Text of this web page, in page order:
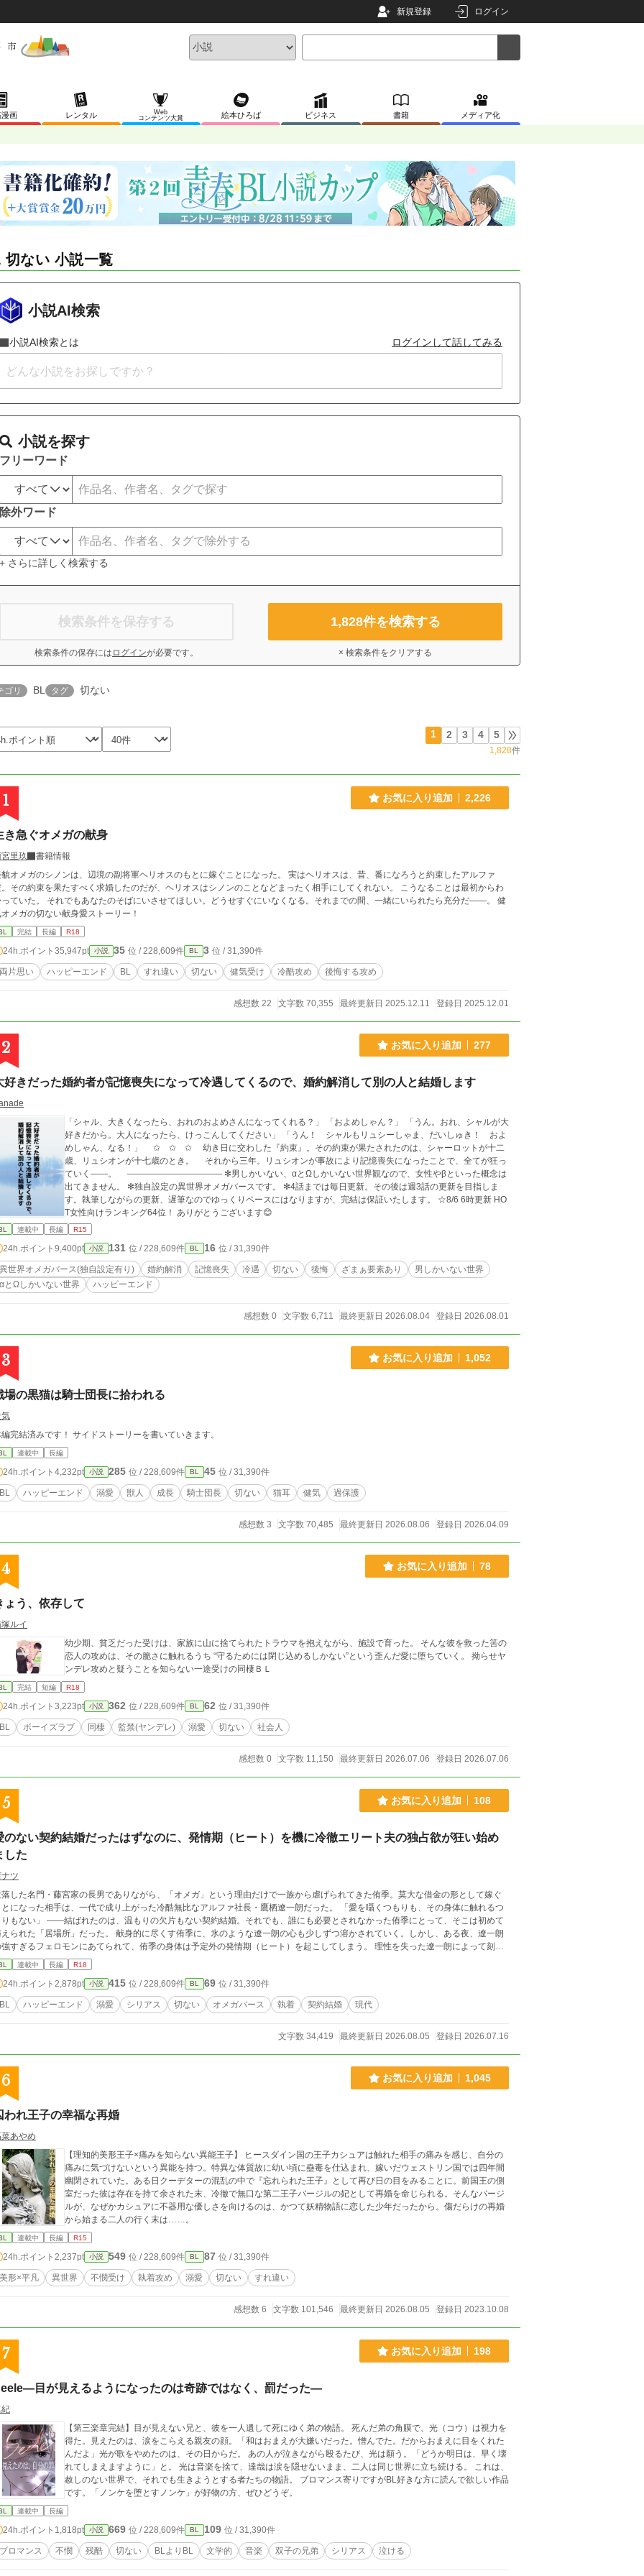
新規登録 ログイン
画 レンタル
Web
コンテンツ大賞
絵本ひろば ビジネス 書籍 メディア化
切ない 小説一覧
小説AI検索
小説AI検索とは ログインして話してみる
小説を探す
フリーワード
除外ワード
+ さらに詳しく検索する
検索条件を保存する
検索条件の保存には ログインが必要です。
1,828件を検索する
× 検索条件をクリアする
ゴリ BL タグ 切ない
1 2 3 4 5
1,828件
1 お気に入り追加 2,226
き急ぐオメガの献身
里玖
書籍情報
オメガのシノンは、辺境の副将軍ヘリオスのもとに嫁ぐことになった。 実はヘリオスは、昔、番になろうと約束したアルファ
その約束を果たすべく求婚したのだが、ヘリオスはシノンのことなどまったく相手にしてくれない。 こうなることは最初からわ
なたのそばにいさせてほしい。どうせすぐにいなくなる。それまでの間、一緒にいられたら充分だ——。 健
メガの切ない献身愛ストーリー！
完結 長編 R18
24h.ポイント 35,947pt 小説 35 位 / 228,609件 BL 3 位 / 31,390件
両片思い ハッピーエンド BL すれ違い 切ない 健気受け 冷酷攻め 後悔する攻め
感想数 22 文字数 70,355 最終更新日 2025.12.11 登録日 2025.12.01
2 お気に入り追加 277
好きだった婚約者が記憶喪失になって冷遇してくるので、婚約解消して別の人と結婚します
「シャル、大きくなったら、おれのおよめさんになってくれる？」 「およめしゃん？」 「うん。おれ、シャルが大
好きだから。大人になったら、けっこんしてください」 「うん！ シャルもリュシーしゃま、だいしゅき！ およ
めしゃん、なる！」 ✩ ✩ ✩ 幼き日に交わした『約束』。その約束が果たされたのは、シャーロットが十二
歳、リュシオンが十七歳のとき。 それから三年。リュシオンが事故により記憶喪失になったことで、全てが狂っ
ていく――。 ――――――――――― ✻男しかいない、αとΩしかいない世界観なので、女性やβといった概念は
出てきません。 ✻独自設定の異世界オメガバースです。 ✻4話までは毎日更新。その後は週3話の更新を目指しま
す。執筆しながらの更新、遅筆なのでゆっくりペースにはなりますが、完結は保証いたします。 ☆8/6 6時更新 HO
T女性向けランキング64位！ ありがとうございます😊
連載中 長編 R15
24h.ポイント 9,400pt 小説 131 位 / 228,609件 BL 16 位 / 31,390件
異世界オメガバース(独自設定有り) 婚約解消 記憶喪失 冷遇 切ない 後悔 ざまぁ要素あり
男しかいない世界
αとΩしかいない世界
ハッピーエンド
感想数 0 文字数 6,711 最終更新日 2026.08.04 登録日 2026.08.01
3 お気に入り追加 1,052
場の黒猫は騎士団長に拾われる
完結済みです！ サイドストーリーを書いていきます。
連載中 長編
24h.ポイント 4,232pt 小説 285 位 / 228,609件 BL 45 位 / 31,390件
BL ハッピーエンド 溺愛 獣人 成長 騎士団長 切ない 猫耳 健気 過保護
感想数 3 文字数 70,485 最終更新日 2026.08.06 登録日 2026.04.09
4 お気に入り追加 78
ょう、依存して
ルイ
幼少期、貧乏だった受けは、家族に山に捨てられたトラウマを抱えながら、施設で育った。 そんな彼を救った筈の
恋人の攻めは、その脆さに触れるうち “守るためには閉じ込めるしかない”という歪んだ愛に堕ちていく。 拗らせヤ
ンデレ攻めと疑うことを知らない一途受けの同棲ＢＬ
完結 短編 R18
24h.ポイント 3,223pt 小説 362 位 / 228,609件 BL 62 位 / 31,390件
BL ボーイズラブ 同棲 監禁(ヤンデレ) 溺愛 切ない 社会人
感想数 0 文字数 11,150 最終更新日 2026.07.06 登録日 2026.07.06
5 お気に入り追加 108
のない契約結婚だったはずなのに、発情期（ヒート）を機に冷徹エリート夫の独占欲が狂い始め
した
ツ
した名門・藤宮家の長男でありながら、「オメガ」という理由だけで一族から虐げられてきた侑季。莫大な借金の形として嫁ぐ
になった相手は、一代で成り上がった冷酷無比なアルファ社長・鷹栖遼一朗だった。 「愛を囁くつもりも、その身体に触れるつ
のは、温もりの欠片もない契約結婚。それでも、誰にも必要とされなかった侑季にとって、そこは初めて
「居場所」だった。 献身的に尽くす侑季に、氷のような遼一朗の心も少しずつ溶かされていく。しかし、ある夜、遼一朗
すぎるフェロモンにあてられて、侑季の身体は予定外の発情期（ヒート）を起こしてしまう。 理性を失った遼一朗によって刻ま
、消えない「番の証」。 それは、二人が交わした契約を、後戻りできないほどに壊してしまうものだった。 自分のせいで完璧な
を汚してしまったと自分を責め続ける侑季と、己の独占欲に戸惑いながらも止まらない遼一朗。すれ違いながらも惹かれ合う二
人が辿り着く先は――。 契約から始まった、不器用で一途な運命の恋。
連載中 長編 R18
24h.ポイント 2,878pt 小説 415 位 / 228,609件 BL 69 位 / 31,390件
BL ハッピーエンド 溺愛 シリアス 切ない オメガバース 執着 契約結婚 現代
文字数 34,419 最終更新日 2026.08.05 登録日 2026.07.16
6 お気に入り追加 1,045
われ王子の幸福な再婚
あやめ
【理知的美形王子×痛みを知らない異能王子】 ヒースダイン国の王子カシュアは触れた相手の痛みを感じ、自分の
痛みに気づけないという異能を持つ。特異な体質故に幼い頃に蠱毒を仕込まれ、嫁いだウェストリン国では四年間
幽閉されていた。ある日クーデターの混乱の中で『忘れられた王子』として再び日の目をみることに。前国王の側
室だった彼は存在を持て余された末、冷徹で無口な第二王子バージルの妃として再婚を命じられる。そんなバージ
ルが、なぜかカシュアに不器用な優しさを向けるのは、かつて妖精物語に恋した少年だったから。傷だらけの再婚
から始まる二人の行く末は……。
連載中 長編 R15
24h.ポイント 2,237pt 小説 549 位 / 228,609件 BL 87 位 / 31,390件
美形×平凡 異世界 不憫受け 執着攻め 溺愛 切ない すれ違い
感想数 6 文字数 101,546 最終更新日 2026.08.05 登録日 2023.10.08
7 お気に入り追加 198
目が見えるようになったのは奇跡ではなく、罰だった―
【第三楽章完結】目が見えない兄と、彼を一人遺して死にゆく弟の物語。 死んだ弟の角膜で、光（コウ）は視力を
得た。見えたのは、涙をこらえる親友の顔。「和はおまえが大嫌いだった。憎んでた。だからおまえに目をくれた
んだよ」光が歌をやめたのは、その日からだ。 あの人が泣きながら殴るたび、光は願う。「どうか明日は、早く壊
れてしまえますように」と。 光は音楽を捨て、達哉は涙を隠せないまま、二人は同じ世界に立ち続ける。 これは、
赦しのない世界で、それでも生きようとする者たちの物語。 ブロマンス寄りですがBL好きな方に読んで欲しい作品
です。「ノンケを堕とすノンケ」が好物の方、ぜひどうぞ。
連載中 長編
24h.ポイント 1,818pt 小説 669 位 / 228,609件 BL 109 位 / 31,390件
ブロマンス 不憫 残酷 切ない BLよりBL 文学的 音楽 双子の兄弟 シリアス 泣ける